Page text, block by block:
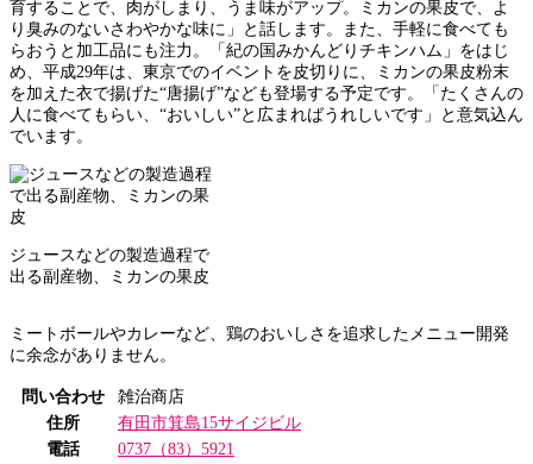
育することで、肉がしまり、うま味がアップ。ミカンの果皮で、よ
り臭みのないさわやかな味に」と話します。また、手軽に食べても
らおうと加工品にも注力。「紀の国みかんどりチキンハム」をはじ
め、平成29年は、東京でのイベントを皮切りに、ミカンの果皮粉末
を加えた衣で揚げた“唐揚げ”なども登場する予定です。「たくさんの
人に食べてもらい、“おいしい”と広まればうれしいです」と意気込ん
でいます。
ジュースなどの製造過程で
出る副産物、ミカンの果皮
ミートボールやカレーなど、鶏のおいしさを追求したメニュー開発
に余念がありません。
問い合わせ
雑治商店
住所
有田市箕島15サイジビル
電話
0737（83）5921